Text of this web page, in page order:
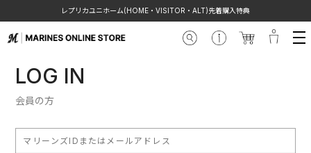
レプリカユニホーム(HOME・VISITOR・ALT)先着購入特典
LOG IN
会員の方